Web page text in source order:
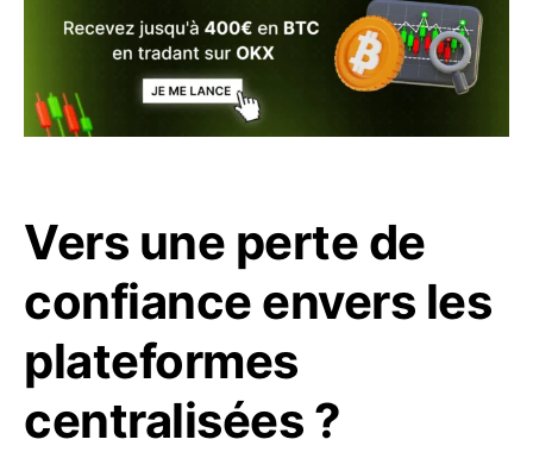
Vers une perte de
confiance envers les
plateformes
centralisées ?